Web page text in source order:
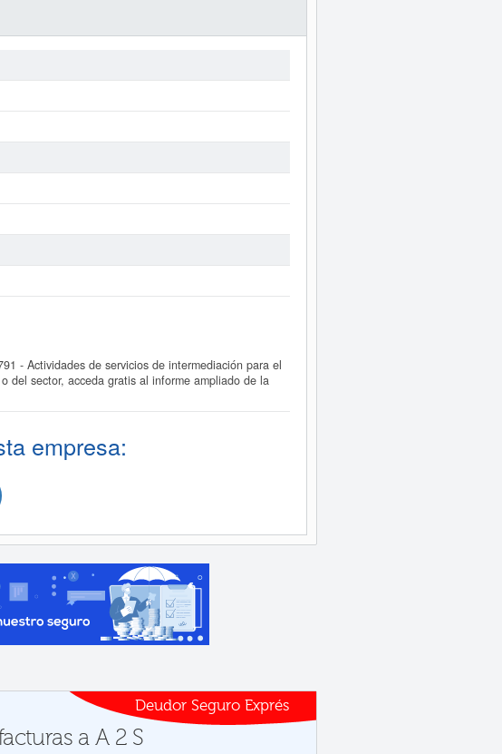
- Actividades de servicios de intermediación para el
del sector, acceda gratis al informe ampliado de la
empresa:
Deudor Seguro Exprés
a A 2 S